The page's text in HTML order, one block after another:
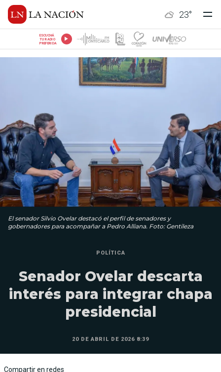
23°
ESCUCHÁ
TU RADIO
PREFERIDA
El senador Silvio Ovelar destacó el perfil de senadores y
gobernadores para acompañar a Pedro Alliana. Foto: Gentileza
POLÍTICA
Senador Ovelar descarta
interés para integrar chapa
presidencial
20 DE ABRIL DE 2026 8:39
Compartir en redes